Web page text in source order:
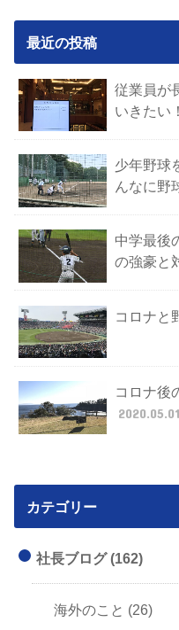
最近の投稿
従業員が
いきたい
少年野球
んなに野
中学最後
の強豪と
コロナと
コロナ後
2020.05.01
カテゴリー
社長ブログ(162)
海外のこと (26)